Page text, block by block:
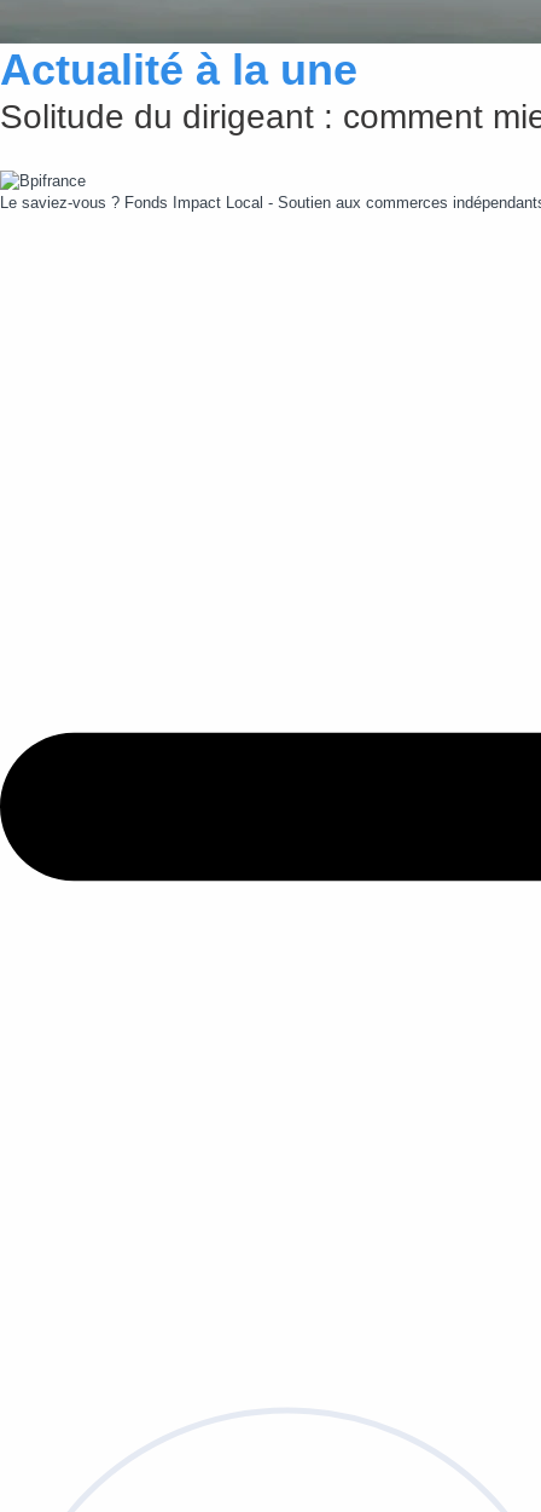
Actualité à la une
Solitude du dirigeant : comment
Le saviez-vous ? Fonds Impact Local - Soutien aux commerces